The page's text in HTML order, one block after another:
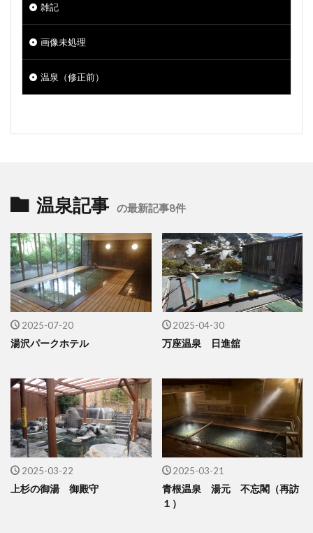
雑記
画像未処理
温泉（修正前）
温泉記事 の最新記事8件
2025-07-20
湯沢パークホテル
2025-04-30
万座温泉 日進舘
2025-03-22
上杉の御湯 御殿守
2025-03-21
青根温泉 湯元 不忘閣（再訪
１）